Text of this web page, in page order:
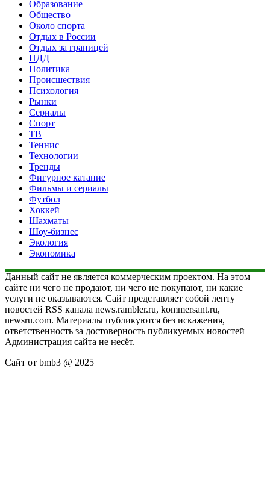
Образование
Общество
Около спорта
Отдых в России
Отдых за границей
ПДД
Политика
Происшествия
Психология
Рынки
Сериалы
Спорт
ТВ
Теннис
Технологии
Тренды
Фигурное катание
Фильмы и сериалы
Футбол
Хоккей
Шахматы
Шоу-бизнес
Экология
Экономика
Данный сайт не является коммерческим проектом. На этом
сайте ни чего не продают, ни чего не покупают, ни какие
услуги не оказываются. Сайт представляет собой ленту
новостей RSS канала news.rambler.ru, kommersant.ru,
newsru.com. Материалы публикуются без искажения,
ответственность за достоверность публикуемых новостей
Администрация сайта не несёт.
Сайт от bmb3 @ 2025